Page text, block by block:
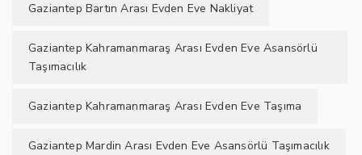
Gaziantep Bartın Arası Evden Eve Nakliyat
Gaziantep Kahramanmaraş Arası Evden Eve Asansörlü
Taşımacılık
Gaziantep Kahramanmaraş Arası Evden Eve Taşıma
Gaziantep Mardin Arası Evden Eve Asansörlü Taşımacılık